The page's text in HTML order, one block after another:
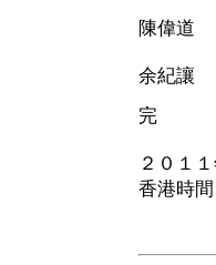
陳
余
完
２０１
香港時